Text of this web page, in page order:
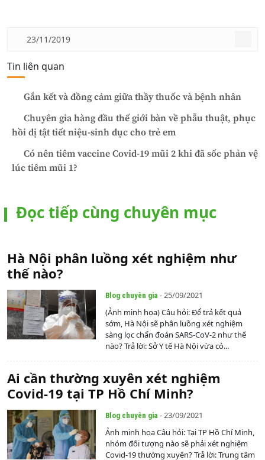
23/11/2019
Tin liên quan
Gắn kết và đồng cảm giữa thầy thuốc và bệnh nhân
Chuyên gia hàng đầu thế giới bàn về phẫu thuật, phục
hồi dị tật tiết niệu-sinh dục cho trẻ em
Có nên tiêm vaccine Covid-19 mũi 2 khi đã sốc phản vệ
lúc tiêm mũi 1?
Đọc tiếp cùng chuyên mục
Hà Nội phân luồng xét nghiệm như
thế nào?
Blog chuyên gia - 25/09/2021
(Ảnh minh họa) Câu hỏi: Để trả kết quả
sớm, Hà Nội sẽ phân luồng xét nghiệm
sàng lọc chẩn đoán SARS-CoV-2 như thế
nào? Trả lời: Sở Y tế Hà Nội vừa có...
Ai cần thường xuyên xét nghiệm
Covid-19 tại TP Hồ Chí Minh?
Blog chuyên gia - 23/09/2021
Ảnh minh họa Câu hỏi: Tại TP Hồ Chí Minh,
nhóm đối tượng nào sẽ phải xét nghiệm
Covid-19 thường xuyên? Trả lời: Trung tâm